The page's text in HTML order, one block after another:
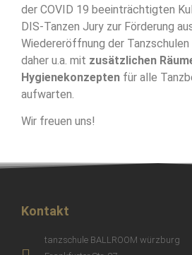
der COVID 19 beeinträchtigten
DIS-Tanzen Jury zur Förderung
Wiedereröffnung der Tanzschulen
daher u.a. mit zusätzlichen
Hygienekonzepten für alle
aufwarten.
Wir freuen uns!
Kontakt
tanzschule BALLROOM würzburg